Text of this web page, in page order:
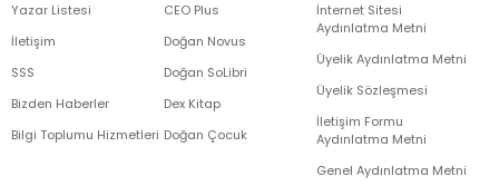
Yazar Listesi
İletişim
SSS
Bizden Haberler
Bilgi Toplumu Hizmetleri
CEO Plus
Doğan Novus
Doğan SoLibri
Dex Kitap
Doğan Çocuk
İnternet Sitesi
Aydınlatma Metni
Üyelik Aydınlatma Metni
Üyelik Sözleşmesi
İletişim Formu
Aydınlatma Metni
Genel Aydınlatma Metni